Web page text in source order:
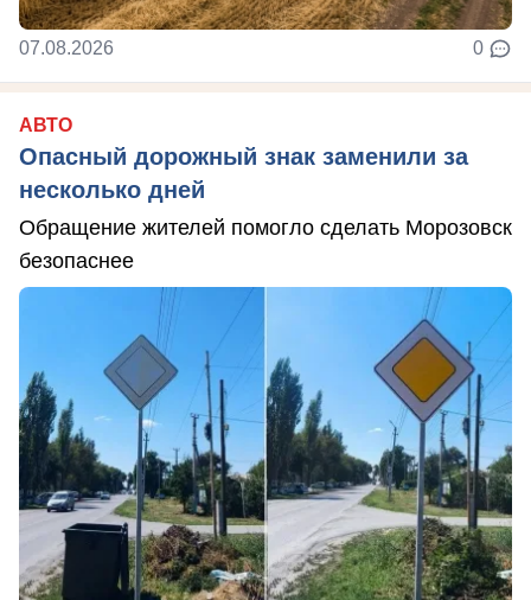
07.08.2026 0
АВТО
Опасный дорожный знак заменили за
несколько дней
Обращение жителей помогло сделать Морозовск
безопаснее